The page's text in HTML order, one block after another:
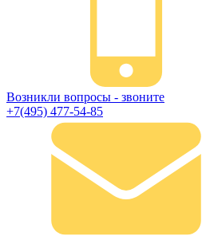
Возникли вопросы - звоните
+7(495) 477-54-85